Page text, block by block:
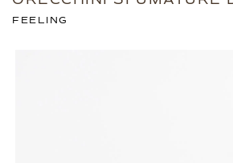
FEELING